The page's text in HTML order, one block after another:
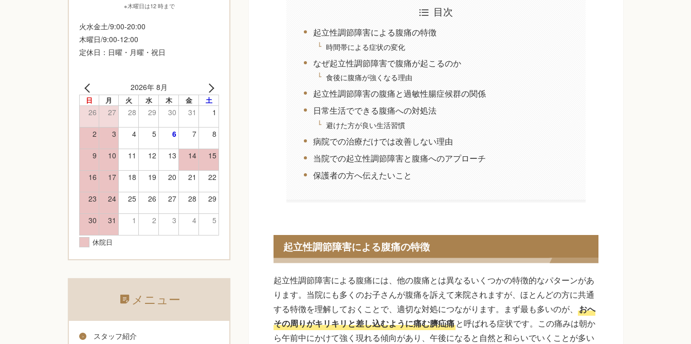
目次
起立性調節障害による腹痛の特徴
時間帯による症状の変化
なぜ起立性調節障害で腹痛が起こるのか
食後に腹痛が強くなる理由
起立性調節障害の腹痛と過敏性腸症候群の関係
日常生活でできる腹痛への対処法
避けた方が良い生活習慣
病院での治療だけでは改善しない理由
当院での起立性調節障害と腹痛へのアプローチ
保護者の方へ伝えたいこと
起立性調節障害による腹痛の特徴
起立性調節障害による腹痛には、他の腹痛とは異なるいくつかの特徴的なパターンがあ
ります。当院にも多くのお子さんが腹痛を訴えて来院されますが、ほとんどの方に共通
する特徴を理解しておくことで、適切な対処につながります。まず最も多いのが、 おへ
その周りがキリキリと差し込むように痛む臍疝痛と呼ばれる症状です。この痛みは朝か
ら午前中にかけて強く現れる傾向があり、午後になると自然と和らいでいくことが多い
※木曜日は12 時まで
火水金土/9:00-20:00
木曜日/9:00-12:00
定休日：日曜・月曜・祝日
2026年 8月
日 月 火 水 木 金 土
26 27 28 29 30 31 1
2 3 4 5 6 7 8
9 10 11 12 13 14 15
16 17 18 19 20 21 22
23 24 25 26 27 28 29
30 31 1 2 3 4 5
休院日
メニュー
スタッフ紹介